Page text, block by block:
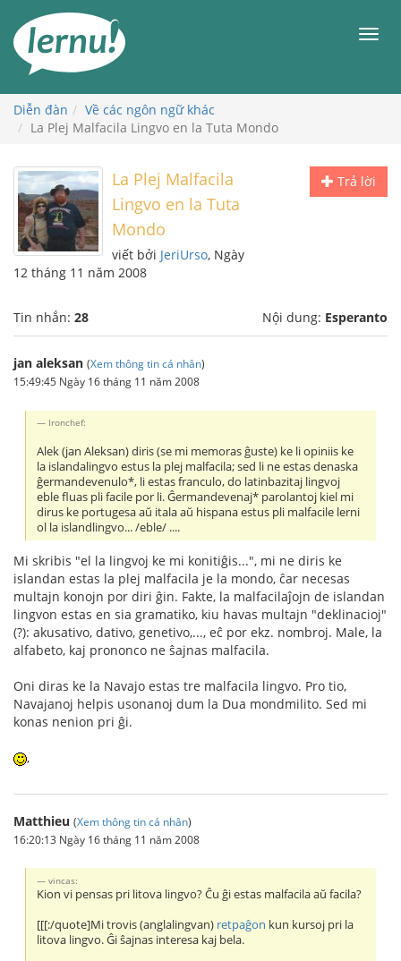
đến
phần
dung
Diễn đàn
Về các ngôn ngữ khác
La Plej Malfacila Lingvo en la Tuta Mondo
Trả lời
La Plej Malfacila
Lingvo en la Tuta
Mondo
viết bởi JeriUrso, Ngày
12 tháng 11 năm 2008
Tin nhắn: 28 Nội dung: Esperanto
jan aleksan (Xem thông tin cá nhân)
15:49:45 Ngày 16 tháng 11 năm 2008
Ironchef:
Alek (jan Aleksan) diris (se mi memoras ĝuste) ke li opiniis ke
la islandalingvo estus la plej malfacila; sed li ne estas denaska
ĝermandevenulo*, li estas franculo, do latinbazitaj lingvoj
eble fluas pli facile por li. Ĝermandevenaj* parolantoj kiel mi
dirus ke portugesa aŭ itala aŭ hispana estus pli malfacile lerni
ol la islandlingvo... /eble/ ....
Mi skribis "el la lingvoj ke mi konitiĝis...", mi ne diris ke
islandan estas la plej malfacila je la mondo, ĉar necesas
multajn konojn por diri ĝin. Fakte, la malfacilaĵojn de islandan
lingvon estas en sia gramatiko, kiu havas multajn "deklinacioj"
(?): akusativo, dativo, genetivo,..., eĉ por ekz. nombroj. Male, la
alfabeto, kaj prononco ne ŝajnas malfacila.
Oni diras ke la Navajo estas tre malfacila lingvo. Pro tio,
Navajanoj helpis usonanoj dum la Dua mondmilito. Sed mi
konas nenion pri ĝi.
,
Matthieu (Xem thông tin cá nhân)
16:20:13 Ngày 16 tháng 11 năm 2008
vincas:
Kion vi pensas pri litova lingvo? Ĉu ĝi estas malfacila aŭ facila?
[[[:/quote]Mi trovis (anglalingvan) retpaĝon kun kursoj pri la
litova lingvo. Ĝi ŝajnas interesa kaj bela.